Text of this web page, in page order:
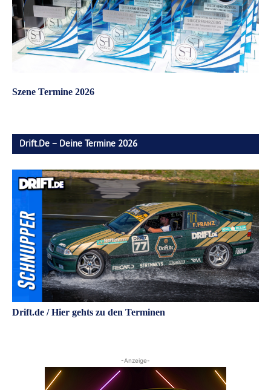
Szene Termine 2026
Drift.de – Deine Termine 2026
Drift.de / Hier gehts zu den Terminen
-Anzeige-